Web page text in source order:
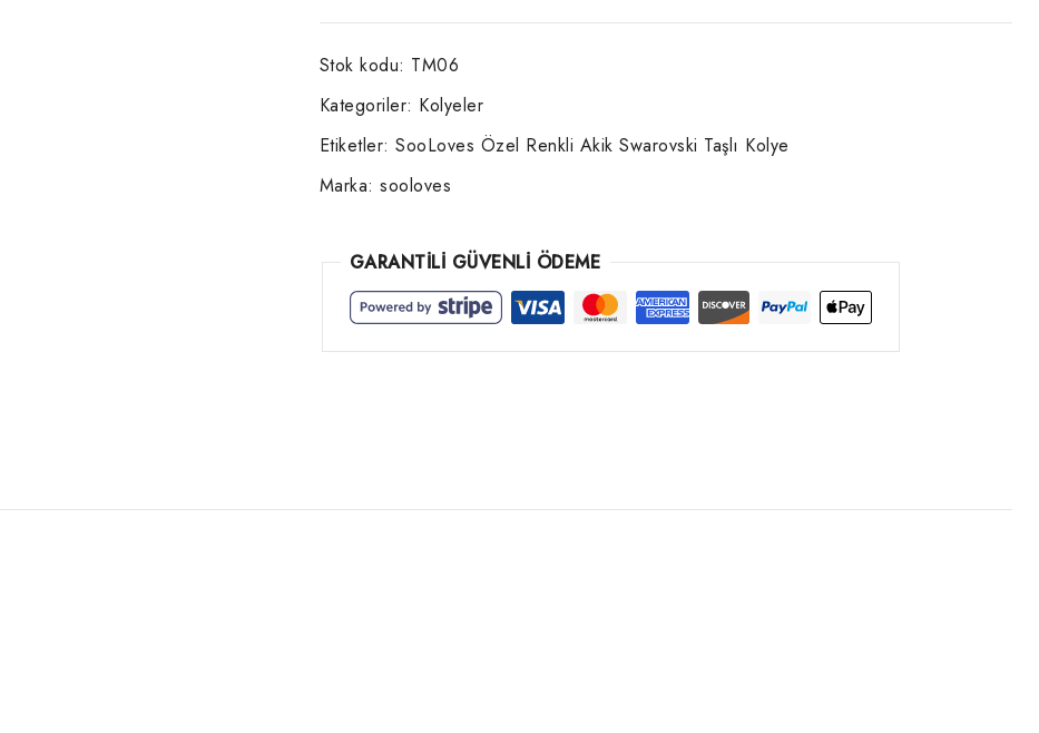
Stok kodu: TM06
Kategoriler: Kolyeler
Etiketler:SooLoves Özel Renkli Akik Swarovski Taşlı Kolye
Marka:sooloves
GARANTİLİ GÜVENLİ ÖDEME